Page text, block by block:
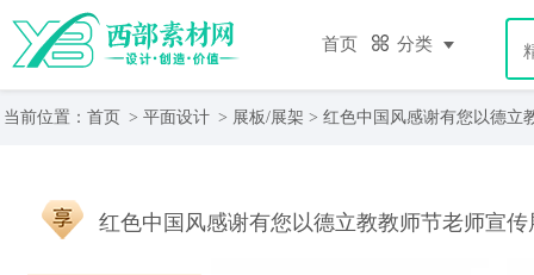
首页 分类
当前位置： 首页 > 平面设计 > 展板/展架 > 红色中国风感谢有您以德立
红色中国风感谢有您以德立教教师节老师宣传